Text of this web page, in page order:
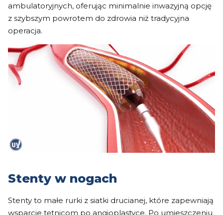
ambulatoryjnych, oferując minimalnie inwazyjną opcję
z szybszym powrotem do zdrowia niż tradycyjna
operacja.
Stenty w nogach
Stenty to małe rurki z siatki drucianej, które zapewniają
wsparcie tętnicom po angioplastyce. Po umieszczeniu